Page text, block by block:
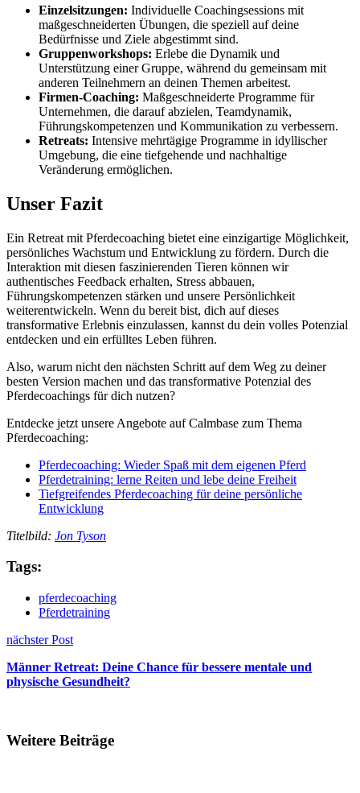
Einzelsitzungen: Individuelle Coachingsessions mit
maßgeschneiderten Übungen, die speziell auf deine
Bedürfnisse und Ziele abgestimmt sind.
Gruppenworkshops: Erlebe die Dynamik und
Unterstützung einer Gruppe, während du gemeinsam mit
anderen Teilnehmern an deinen Themen arbeitest.
Firmen-Coaching: Maßgeschneiderte Programme für
Unternehmen, die darauf abzielen, Teamdynamik,
Führungskompetenzen und Kommunikation zu verbessern.
Retreats: Intensive mehrtägige Programme in idyllischer
Umgebung, die eine tiefgehende und nachhaltige
Veränderung ermöglichen.
Unser Fazit
Ein Retreat mit Pferdecoaching bietet eine einzigartige Möglichkeit,
persönliches Wachstum und Entwicklung zu fördern. Durch die
Interaktion mit diesen faszinierenden Tieren können wir
authentisches Feedback erhalten, Stress abbauen,
Führungskompetenzen stärken und unsere Persönlichkeit
weiterentwickeln. Wenn du bereit bist, dich auf dieses
transformative Erlebnis einzulassen, kannst du dein volles Potenzial
entdecken und ein erfülltes Leben führen.
Also, warum nicht den nächsten Schritt auf dem Weg zu deiner
besten Version machen und das transformative Potenzial des
Pferdecoachings für dich nutzen?
Entdecke jetzt unsere Angebote auf Calmbase zum Thema
Pferdecoaching:
Pferdecoaching: Wieder Spaß mit dem eigenen Pferd
Pferdetraining: lerne Reiten und lebe deine Freiheit
Tiefgreifendes Pferdecoaching für deine persönliche
Entwicklung
Titelbild: Jon Tyson
Tags:
pferdecoaching
Pferdetraining
nächster Post
Männer Retreat: Deine Chance für bessere mentale und
physische Gesundheit?
Weitere Beiträge